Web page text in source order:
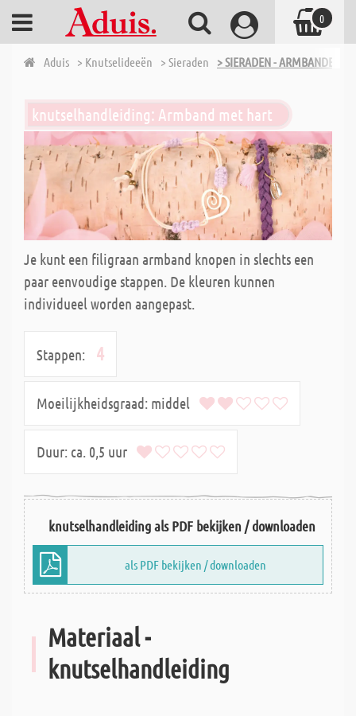
Aduis > Knutselideeën > Sieraden > SIERADEN - ARMBANDEN
knutselhandleiding: Armband met hart
Je kunt een filigraan armband knopen in slechts een
paar eenvoudige stappen. De kleuren kunnen
individueel worden aangepast.
Stappen: 4
Moeilijkheidsgraad: middel
Duur: ca. 0,5 uur
knutselhandleiding als PDF bekijken / downloaden
als PDF bekijken / downloaden
Materiaal -
knutselhandleiding
0